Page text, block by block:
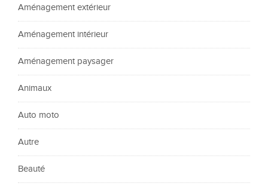
Aménagement extérieur
Aménagement intérieur
Aménagement paysager
Animaux
Auto moto
Autre
Beauté